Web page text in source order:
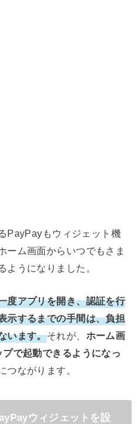
PayPayもウィジェット機
ーム画面からいつでもさま
ようになりました。
度アプリを開き、認証を行
示するまでの手間は、負担
います。それが、 ホーム画
で起動できるようになっ
つながります。
ウィジェットを設